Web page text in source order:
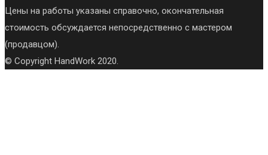
Цены на работы указаны справочно, окончательная
стоимость обсуждается непосредственно с мастером
(продавцом).
© Copyright HandWork 2020.